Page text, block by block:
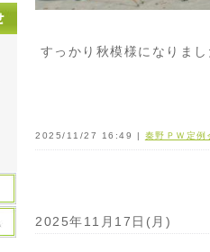
すっかり秋模様になりま
2025/11/27 16:49 | 秦野ＰＷ定例
2025年11月17日(月)